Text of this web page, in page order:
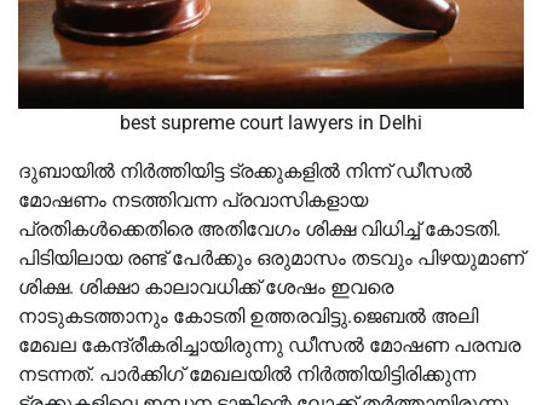
best supreme court lawyers in Delhi
ദുബായില്‍ നിര്‍ത്തിയിട്ട ട്രക്കുകളില്‍ നിന്ന് ഡീസല്‍
മോഷണം നടത്തിവന്ന പ്രവാസികളായ
പ്രതികള്‍ക്കെതിരെ അതിവേഗം ശിക്ഷ വിധിച്ച് കോടതി.
പിടിയിലായ രണ്ട് പേര്‍ക്കും ഒരുമാസം തടവും പിഴയുമാണ്
ശിക്ഷ. ശിക്ഷാ കാലാവധിക്ക് ശേഷം ഇവരെ
നാടുകടത്താനും കോടതി ഉത്തരവിട്ടു.ജെബല്‍ അലി
മേഖല കേന്ദ്രീകരിച്ചായിരുന്നു ഡീസല്‍ മോഷണ പരമ്പര
നടന്നത്. പാര്‍ക്കിഗ് മേഖലയില്‍ നിര്‍ത്തിയിട്ടിരിക്കുന്ന